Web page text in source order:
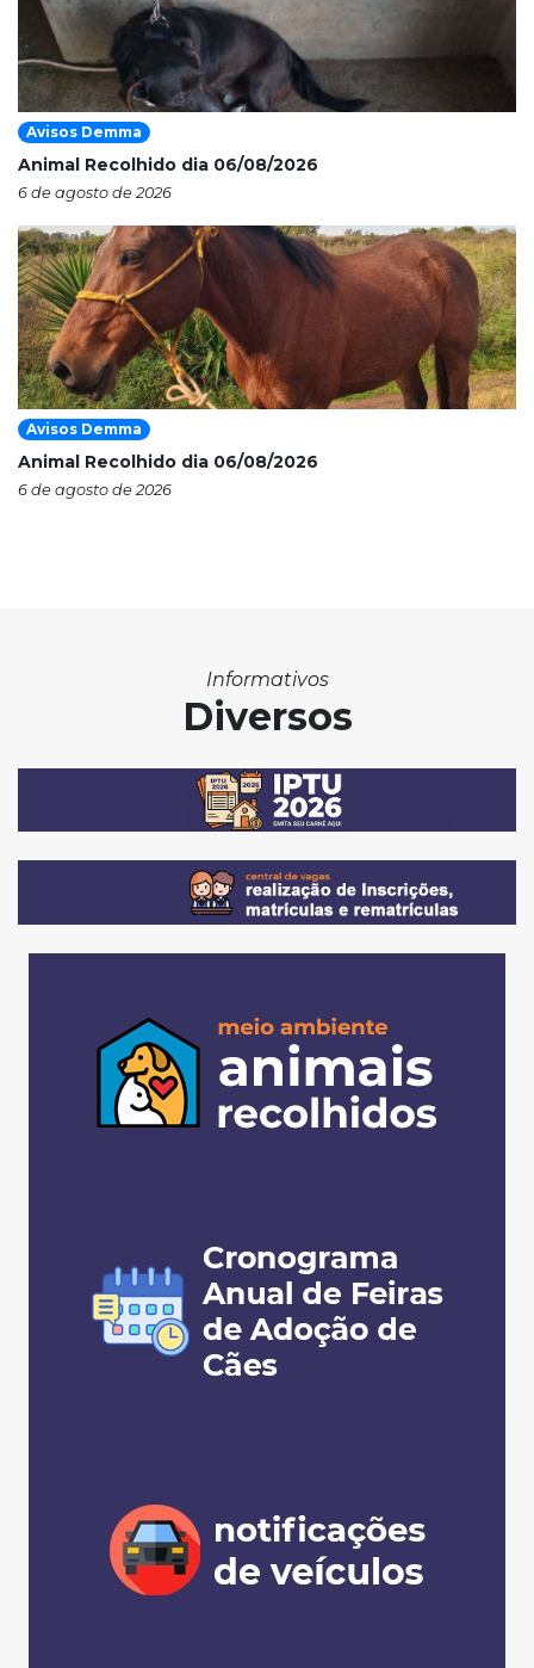
Avisos Demma
Animal Recolhido dia 06/08/2026
6 de agosto de 2026
Avisos Demma
Animal Recolhido dia 06/08/2026
6 de agosto de 2026
Informativos
Diversos